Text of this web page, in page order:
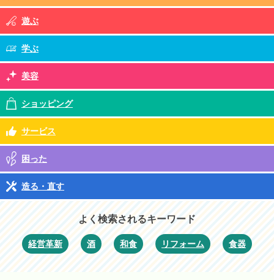
遊ぶ
学ぶ
美容
ショッピング
サービス
困った
造る・直す
よく検索されるキーワード
経営革新 酒 和食 リフォーム 食器